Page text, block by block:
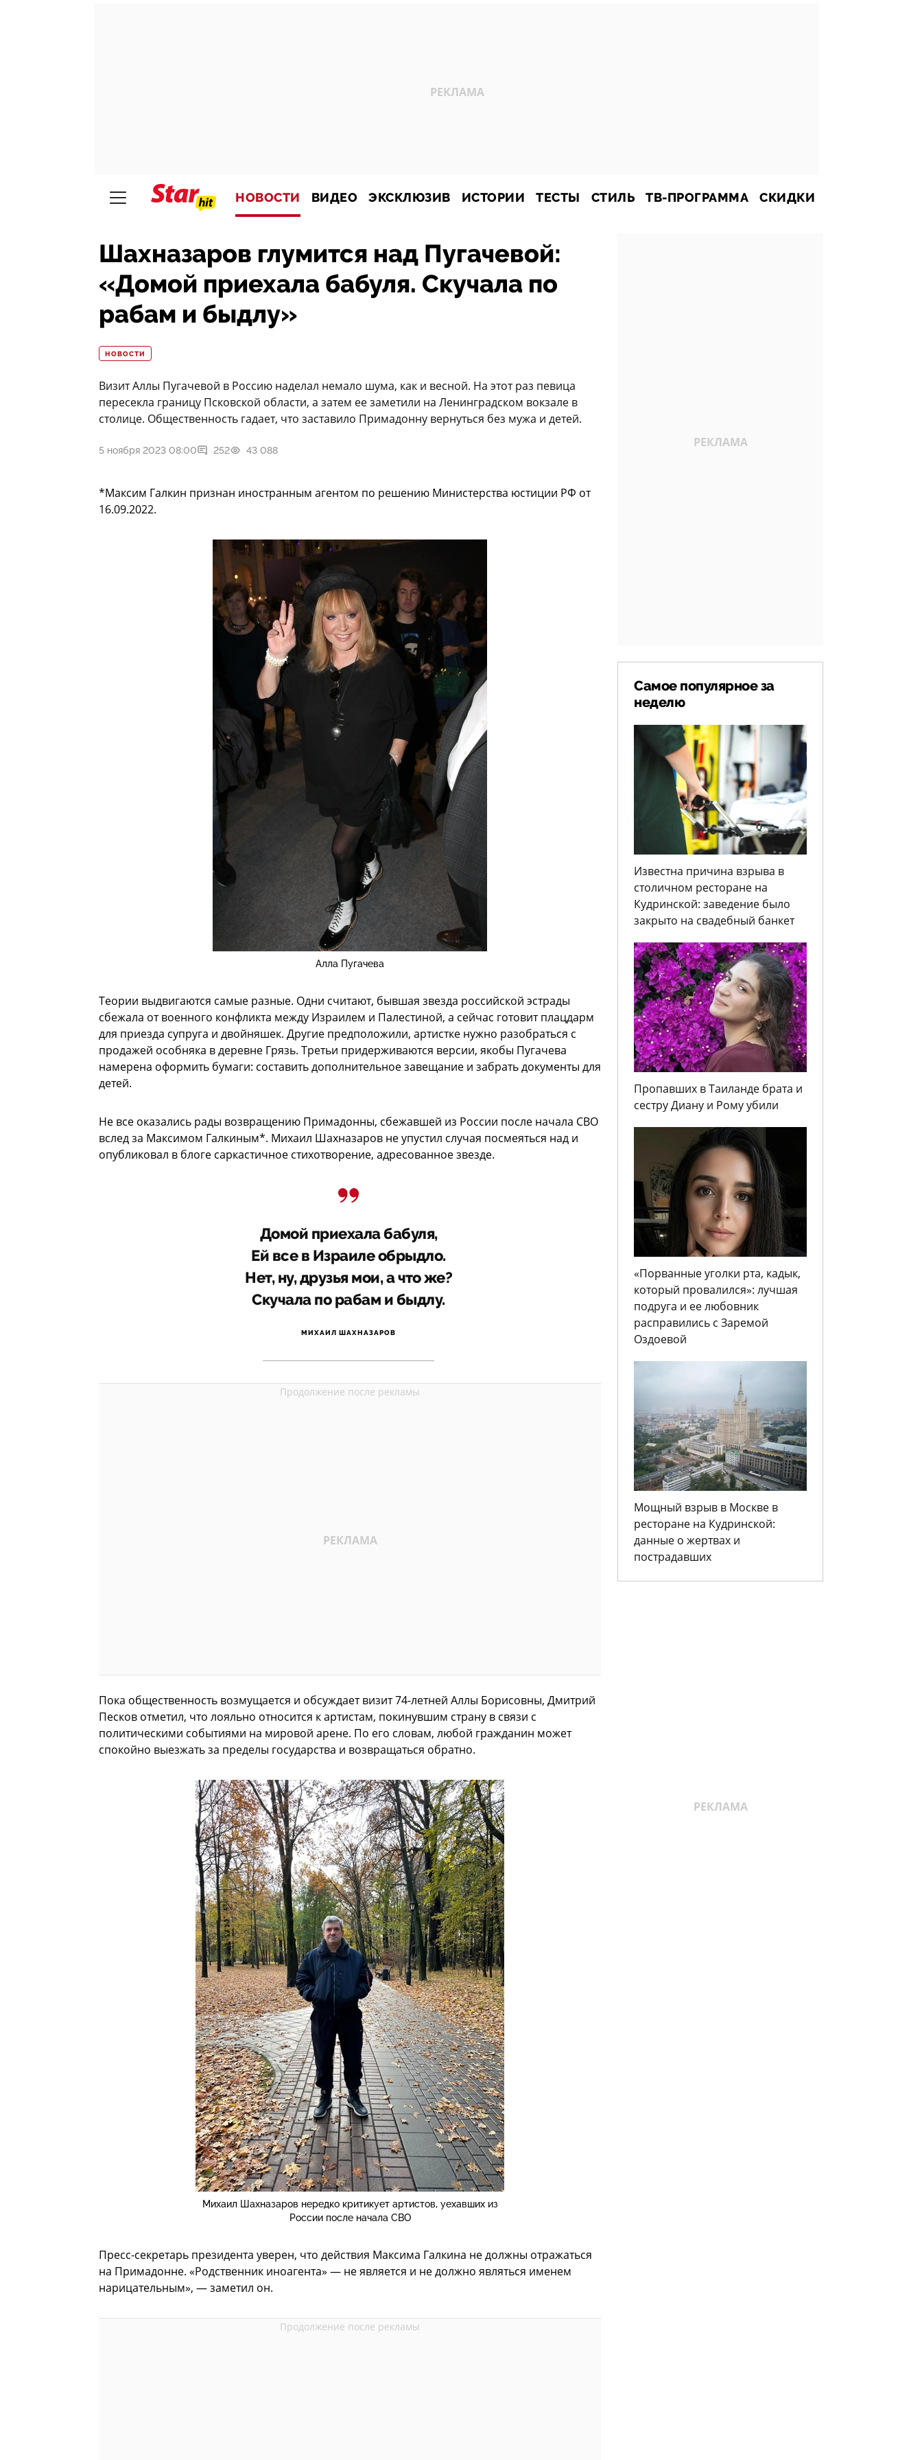
НОВОСТИ ВИДЕО ЭКСКЛЮЗИВ ИСТОРИИ ТЕСТЫ СТИЛЬ ТВ-ПРОГРАММА СКИДКИ
Шахназаров глумится над Пугачевой:
«Домой приехала бабуля. Скучала по
рабам и быдлу»
НОВОСТИ
Визит Аллы Пугачевой в Россию наделал немало шума, как и весной. На этот раз певица
пересекла границу Псковской области, а затем ее заметили на Ленинградском вокзале в
столице. Общественность гадает, что заставило Примадонну вернуться без мужа и детей.
5 ноября 2023 08:00 252 43 088
*Максим Галкин признан иностранным агентом по решению Министерства юстиции РФ от
16.09.2022.
Алла Пугачева
Теории выдвигаются самые разные. Одни считают, бывшая звезда российской эстрады
сбежала от военного конфликта между Израилем и Палестиной, а сейчас готовит плацдарм
для приезда супруга и двойняшек. Другие предположили, артистке нужно разобраться с
продажей особняка в деревне Грязь. Третьи придерживаются версии, якобы Пугачева
намерена оформить бумаги: составить дополнительное завещание и забрать документы для
детей.
Не все оказались рады возвращению Примадонны, сбежавшей из России после начала СВО
вслед за Максимом Галкиным*. Михаил Шахназаров не упустил случая посмеяться над и
опубликовал в блоге саркастичное стихотворение, адресованное звезде.
Домой приехала бабуля,
Ей все в Израиле обрыдло.
Нет, ну, друзья мои, а что же?
Скучала по рабам и быдлу.
МИХАИЛ ШАХНАЗАРОВ
Пока общественность возмущается и обсуждает визит 74-летней Аллы Борисовны, Дмитрий
Песков отметил, что лояльно относится к артистам, покинувшим страну в связи с
политическими событиями на мировой арене. По его словам, любой гражданин может
спокойно выезжать за пределы государства и возвращаться обратно.
Михаил Шахназаров нередко критикует артистов, уехавших из
России после начала СВО
Пресс-секретарь президента уверен, что действия Максима Галкина не должны отражаться
на Примадонне. «Родственник иноагента» — не является и не должно являться именем
нарицательным», — заметил он.
Самое популярное за
неделю
Известна причина взрыва в
столичном ресторане на
Кудринской: заведение было
закрыто на свадебный банкет
Пропавших в Таиланде брата и
сестру Диану и Рому убили
«Порванные уголки рта, кадык,
который провалился»: лучшая
подруга и ее любовник
расправились с Заремой
Оздоевой
Мощный взрыв в Москве в
ресторане на Кудринской:
данные о жертвах и
пострадавших